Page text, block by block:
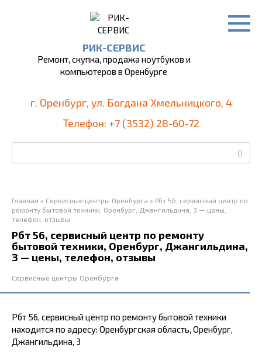
РИК-СЕРВИС
Ремонт, скупка, продажа ноутбуков и
компьютеров в Оренбурге
г. Оренбург, ул. Богдана Хмельницкого, 4
Телефон: +7 (3532) 28-60-72
Главная » Сервисные центры Оренбурга » Рбт 56, сервисный центр по
ремонту бытовой техники, Оренбург, Джангильдина, 3 — цены,
телефон, отзывы
Рбт 56, сервисный центр по ремонту
бытовой техники, Оренбург, Джангильдина,
3 — цены, телефон, отзывы
Сервисные центры Оренбурга
Рбт 56, сервисный центр по ремонту бытовой техники
находится по адресу: Оренбургская область, Оренбург,
Джангильдина, 3